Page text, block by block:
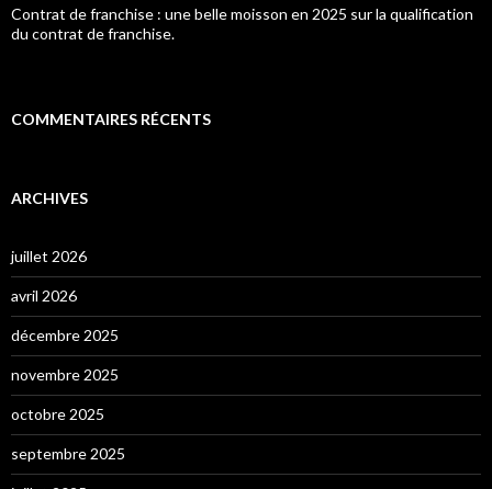
Contrat de franchise : une belle moisson en 2025 sur la qualification
du contrat de franchise.
COMMENTAIRES RÉCENTS
ARCHIVES
juillet 2026
avril 2026
décembre 2025
novembre 2025
octobre 2025
septembre 2025